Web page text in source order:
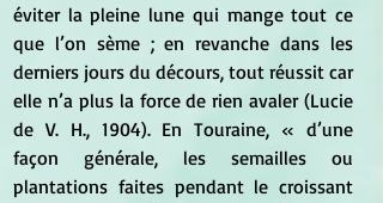
éviter la pleine lune qui mange tout ce
que l’on sème ; en revanche dans les
derniers jours du décours, tout réussit car
elle n’a plus la force de rien avaler (Lucie
de V. H., 1904). En Touraine, « d’une
façon générale, les semailles ou
plantations faites pendant le croissant